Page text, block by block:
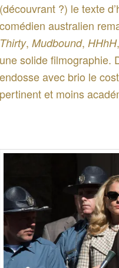
(découvrant ?) le texte
comédien australien
Thirty, Mudbound, HHhH,
une solide filmographie.
endosse avec brio le
pertinent et moins